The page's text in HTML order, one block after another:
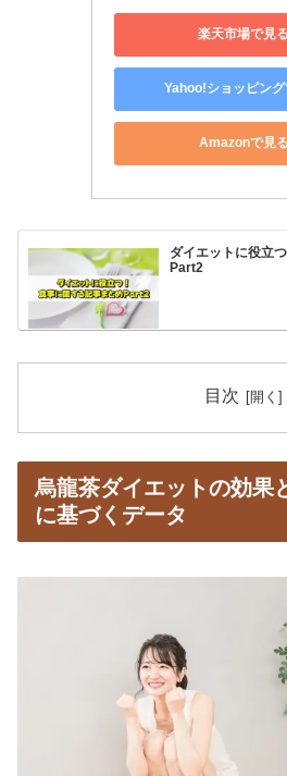
楽天市場で見る
Yahoo!ショッピング
Amazonで見る
ダイエットに役立
Part2
目次
烏龍茶ダイエットの効果
に基づくデータ